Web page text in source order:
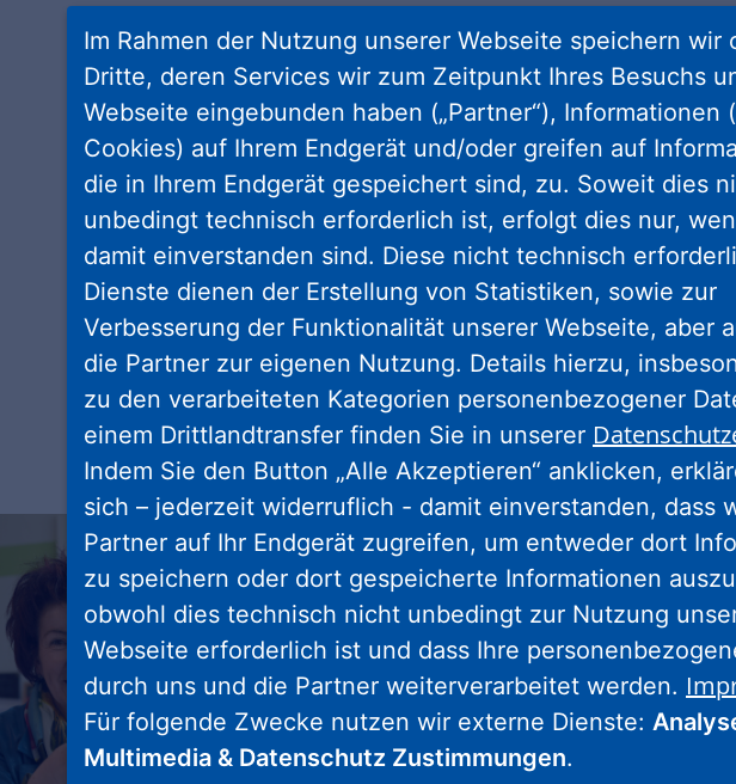
Konzepten zur
sowie die Schaffung
Aufgaben rund um
Einbindung und
ist die Akzeptanz der
Ergebnisse trugen –
Kommune und zur
fasst Christian
Verantwortlicher vor
Um Fördermittel
sind Kreativität und
Im Rahmen der Nutzung unserer Webseite speichern wir
Dritte, deren Services wir zum Zeitpunkt Ihres Besuchs
Webseite eingebunden haben („Partner“), Informationen
Cookies) auf Ihrem Endgerät und/oder greifen auf
die in Ihrem Endgerät gespeichert sind, zu. Soweit dies
unbedingt technisch erforderlich ist, erfolgt dies nur,
damit einverstanden sind. Diese nicht technisch
Dienste dienen der Erstellung von Statistiken, sowie zur
Verbesserung der Funktionalität unserer Webseite, aber
die Partner zur eigenen Nutzung. Details hierzu,
zu den verarbeiteten Kategorien personenbezogener
einem Drittlandtransfer finden Sie in unserer
Indem Sie den Button „Alle Akzeptieren“ anklicken,
sich – jederzeit widerruflich - damit einverstanden, dass
Partner auf Ihr Endgerät zugreifen, um entweder dort
zu speichern oder dort gespeicherte Informationen
obwohl dies technisch nicht unbedingt zur Nutzung
Webseite erforderlich ist und dass Ihre
durch uns und die Partner weiterverarbeitet werden.
Für folgende Zwecke nutzen wir externe Dienste:
Multimedia & Datenschutz Zustimmungen.